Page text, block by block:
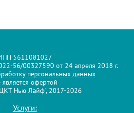
5611081027
56/00327590 от 24 апреля 2018 г.
персональных данных
является офертой
Нью Лайф", 2017-2026
Услуги: